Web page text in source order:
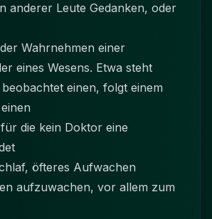
anderer Leute Gedanken, oder
Wahrnehmen einer
eines Wesens. Etwa steht
einen, folgt einem
die kein Doktor eine
öfteres Aufwachen
aufzuwachen, vor allem zum